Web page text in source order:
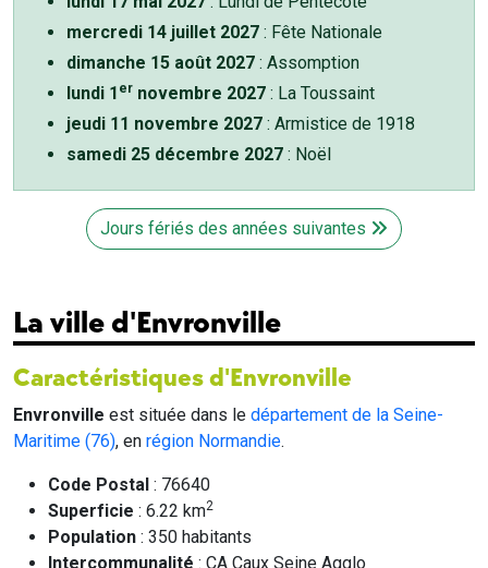
mercredi 14 juillet 2027 : Fête Nationale
dimanche 15 août 2027 : Assomption
lundi 1 er novembre 2027 : La Toussaint
jeudi 11 novembre 2027 : Armistice de 1918
samedi 25 décembre 2027 : Noël
Jours fériés des années suivantes
La ville d'Envronville
Caractéristiques d'Envronville
Envronville est située dans le département de la Seine-
Maritime (76), en région Normandie.
Code Postal : 76640
Superficie : 6.22 km2
Population : 350 habitants
Intercommunalité : CA Caux Seine Agglo